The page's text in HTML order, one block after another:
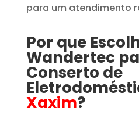
para um atendimento
Por que
Wandertec
Conserto de
Xaxim?